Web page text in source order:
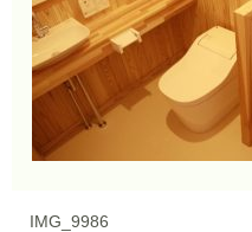
IMG_9986